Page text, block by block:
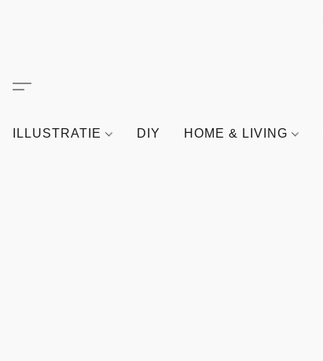
ILLUSTRATIE DIY HOME & LIVING